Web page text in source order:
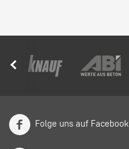
Folge uns auf Facebook